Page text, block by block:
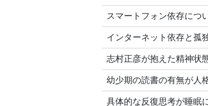
スマートフォン依存につ
インターネット依存と孤
志村正彦が抱えた精神状
幼少期の読書の有無が人
具体的な反復思考が睡眠